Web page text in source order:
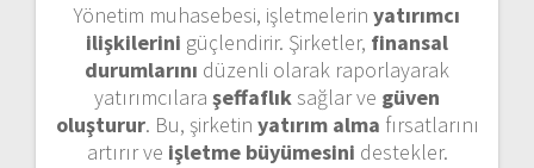
Yönetim muhasebesi, işletmelerin yatırımcı
ilişkilerini güçlendirir. Şirketler, finansal
durumlarını düzenli olarak raporlayarak
yatırımcılara şeffaflık sağlar ve güven
oluşturur. Bu, şirketin yatırım alma fırsatlarını
artırır ve işletme büyümesini destekler.